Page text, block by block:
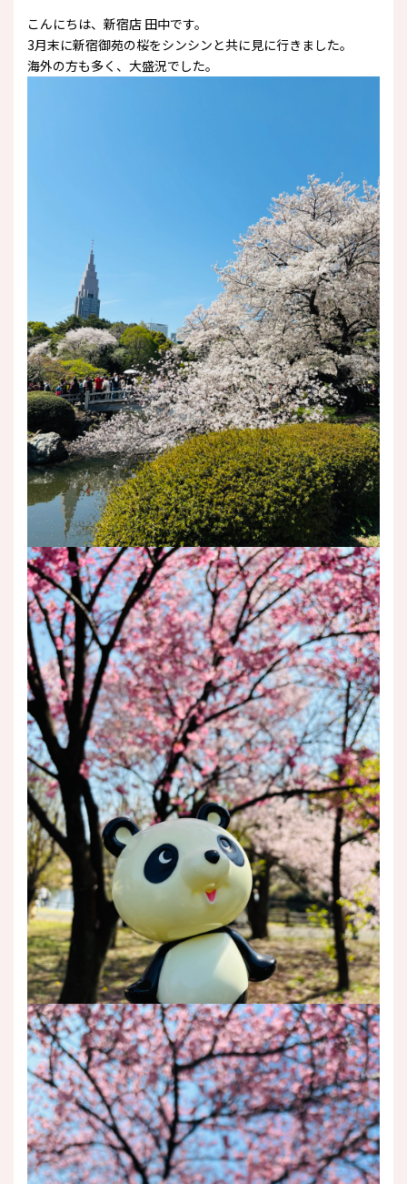
こんにちは、新宿店 田中です。
3月末に新宿御苑の桜をシンシンと共に見に行きました。
海外の方も多く、大盛況でした。